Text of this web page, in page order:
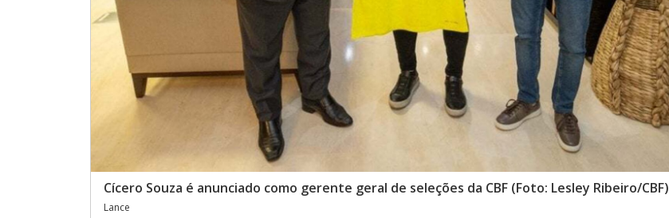
Cícero Souza é anunciado como gerente geral de seleções da CBF (Foto: Lesley Ribeiro/CBF)
Lance